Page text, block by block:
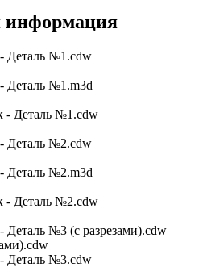
информация
Деталь №1.cdw
Деталь №1.m3d
- Деталь №1.cdw
Деталь №2.cdw
Деталь №2.m3d
- Деталь №2.cdw
Деталь №3 (с разрезами).cdw
Деталь №3.cdw